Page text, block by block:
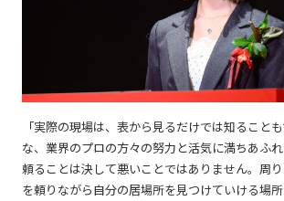
「実際の現場は、表から見るだけでは知ること
な、業界のプロの方々の努力と活気に満ちあふ
頼ることは決して悪いことではありません。周
を頼りながら自分の居場所を見つけていける場